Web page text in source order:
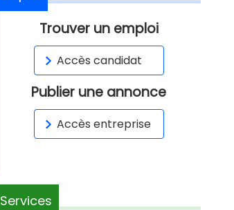
Trouver un emploi
Accès candidat
Publier une annonce
Accès entreprise
Services